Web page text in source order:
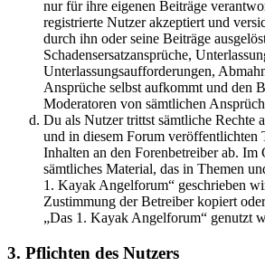
nur für ihre eigenen Beiträge
registrierte Nutzer akzeptiert und
durch ihn oder seine Beiträge
Schadensersatzansprüche,
Unterlassungsaufforderungen,
Ansprüche selbst aufkommt und den
Moderatoren von sämtlichen
Du als Nutzer trittst sämtliche Rechte
und in diesem Forum veröffentlichten
Inhalten an den Forenbetreiber ab. Im
sämtliches Material, das in Themen
1. Kayak Angelforum“ geschrieben
Zustimmung der Betreiber kopiert
„Das 1. Kayak Angelforum“ genutzt
3. Pflichten des Nutzers